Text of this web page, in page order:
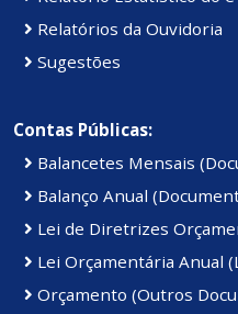
Relatórios da Ouvidoria
Sugestões
Contas Públicas:
Balancetes Mensais
Balanço Anual
Lei de Diretrizes
Lei Orçamentária Anual
Orçamento (Outros